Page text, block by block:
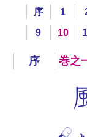
序 1
9
10
序 巻之